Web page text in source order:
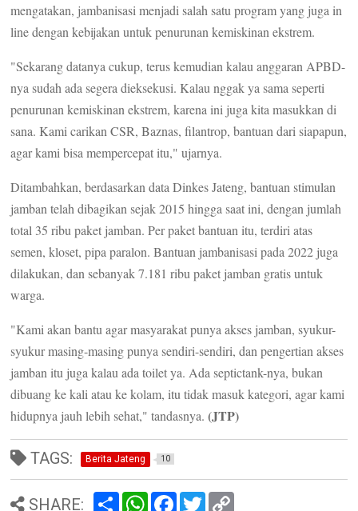
mengatakan, jambanisasi menjadi salah satu program yang juga in
line dengan kebijakan untuk penurunan kemiskinan ekstrem.
"Sekarang datanya cukup, terus kemudian kalau anggaran APBD-
nya sudah ada segera dieksekusi. Kalau nggak ya sama seperti
penurunan kemiskinan ekstrem, karena ini juga kita masukkan di
sana. Kami carikan CSR, Baznas, filantrop, bantuan dari siapapun,
agar kami bisa mempercepat itu," ujarnya.
Ditambahkan, berdasarkan data Dinkes Jateng, bantuan stimulan
jamban telah dibagikan sejak 2015 hingga saat ini, dengan jumlah
total 35 ribu paket jamban. Per paket bantuan itu, terdiri atas
semen, kloset, pipa paralon. Bantuan jambanisasi pada 2022 juga
dilakukan, dan sebanyak 7.181 ribu paket jamban gratis untuk
warga.
"Kami akan bantu agar masyarakat punya akses jamban, syukur-
syukur masing-masing punya sendiri-sendiri, dan pengertian akses
jamban itu juga kalau ada toilet ya. Ada septictank-nya, bukan
dibuang ke kali atau ke kolam, itu tidak masuk kategori, agar kami
hidupnya jauh lebih sehat," tandasnya.(JTP)
TAGS: Berita Jateng 10
SHARE:
S
W
F
T